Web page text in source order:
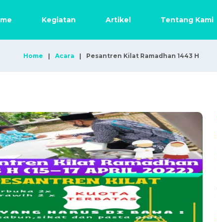
Kegiatan Artikel Tentang Kami
Home Acara Pesantren Kilat Ramadhan 1443 H